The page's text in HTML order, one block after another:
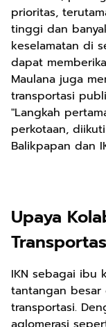
prioritas,
tinggi dan
keselamatan di
dapat
Maulana juga
transportasi
"Langkah
perkotaan,
Balikpapan dan
Upaya
IKN sebagai ibu
tantangan besar
transportasi.